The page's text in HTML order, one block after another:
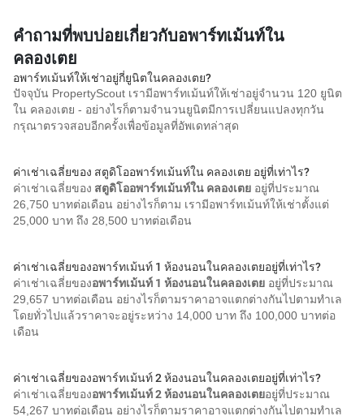
คำถามที่พบบ่อยเกี่ยวกับอพาร์ทเม้นท์ใน
คลองเตย
อพาร์ทเม้นท์ให้เช่าอยู่กี่ยูนิตในคลองเตย?
ปัจจุบัน PropertyScout เรามีอพาร์ทเม้นท์ให้เช่าอยู่จำนวน 120 ยูนิต
ใน คลองเตย - อย่างไรก็ตามจำนวนยูนิตมีการเปลี่ยนแปลงทุกวัน
กรุณาตรวจสอบอีกครั้งเพื่อข้อมูลที่อัพเดทล่าสุด
ค่าเช่าเฉลี่ยของ สตูดิโออพาร์ทเม้นท์ใน คลองเตย อยู่ที่เท่าไร?
ค่าเช่าเฉลี่ยของ สตูดิโออพาร์ทเม้นท์ใน คลองเตย อยู่ที่ประมาณ
26,750 บาทต่อเดือน อย่างไรก็ตาม เรามีอพาร์ทเม้นท์ให้เช่าตั้งแต่
25,000 บาท ถึง 28,500 บาทต่อเดือน
ค่าเช่าเฉลี่ยของอพาร์ทเม้นท์ 1 ห้องนอนในคลองเตยอยู่ที่เท่าไร?
ค่าเช่าเฉลี่ยของอพาร์ทเม้นท์ 1 ห้องนอนในคลองเตย อยู่ที่ประมาณ
29,657 บาทต่อเดือน อย่างไรก็ตามราคาอาจแตกต่างกันไปตามทำเล
โดยทั่วไปแล้วราคาจะอยู่ระหว่าง 14,000 บาท ถึง 100,000 บาทต่อ
เดือน
ค่าเช่าเฉลี่ยของอพาร์ทเม้นท์ 2 ห้องนอนในคลองเตยอยู่ที่เท่าไร?
ค่าเช่าเฉลี่ยของอพาร์ทเม้นท์ 2 ห้องนอนในคลองเตยอยู่ที่ประมาณ
54,267 บาทต่อเดือน อย่างไรก็ตามราคาอาจแตกต่างกันไปตามทำเล